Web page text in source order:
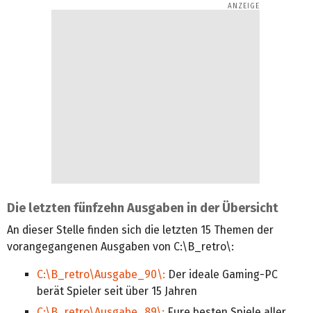
Die letzten fünfzehn Ausgaben in der Übersicht
An dieser Stelle finden sich die letzten 15 Themen der
vorangegangenen Ausgaben von C:\B_retro\:
C:\B_retro\Ausgabe_90\: Der ideale Gaming-PC
berät Spieler seit über 15 Jahren